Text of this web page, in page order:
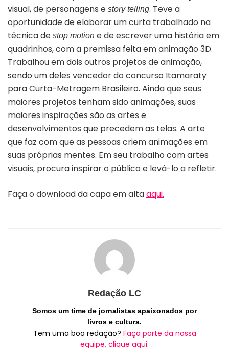
visual, de personagens e story telling. Teve a
oportunidade de elaborar um curta trabalhado na
técnica de stop motion e de escrever uma história em
quadrinhos, com a premissa feita em animação 3D.
Trabalhou em dois outros projetos de animação,
sendo um deles vencedor do concurso Itamaraty
para Curta-Metragem Brasileiro. Ainda que seus
maiores projetos tenham sido animações, suas
maiores inspirações são as artes e
desenvolvimentos que precedem as telas. A arte
que faz com que as pessoas criem animações em
suas próprias mentes. Em seu trabalho com artes
visuais, procura inspirar o público e levá-lo a refletir.
Faça o download da capa em altaaqui.
Redação LC
Somos um time de jornalistas apaixonados por
livros e cultura.
Tem uma boa redação? Faça parte da nossa
equipe, clique aqui.